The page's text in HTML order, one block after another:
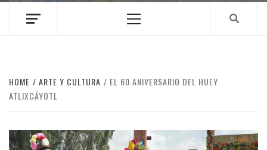
Menu
HOME ARTE Y CULTURA
EL 60 ANIVERSARIO DEL HUEY
ATLIXCÁYOTL